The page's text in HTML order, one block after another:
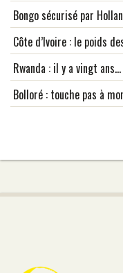
Bongo sécurisé par
Côte d’Ivoire : le poids
Rwanda : il y a vingt ans...
Bolloré : touche pas à